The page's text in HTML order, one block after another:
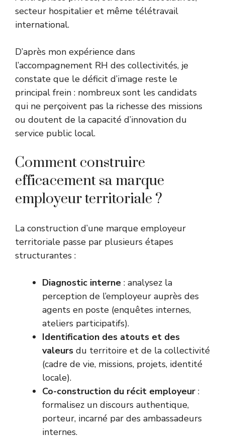
secteur hospitalier et même télétravail
international.
D’après mon expérience dans
l’accompagnement RH des collectivités, je
constate que le déficit d’image reste le
principal frein : nombreux sont les candidats
qui ne perçoivent pas la richesse des missions
ou doutent de la capacité d’innovation du
service public local.
Comment construire
efficacement sa marque
employeur territoriale ?
La construction d’une marque employeur
territoriale passe par plusieurs étapes
structurantes :
Diagnostic interne : analysez la
perception de l’employeur auprès des
agents en poste (enquêtes internes,
ateliers participatifs).
Identification des atouts et des
valeurs du territoire et de la collectivité
(cadre de vie, missions, projets, identité
locale).
Co-construction du récit employeur :
formalisez un discours authentique,
porteur, incarné par des ambassadeurs
internes.